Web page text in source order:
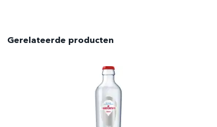
Gerelateerde producten